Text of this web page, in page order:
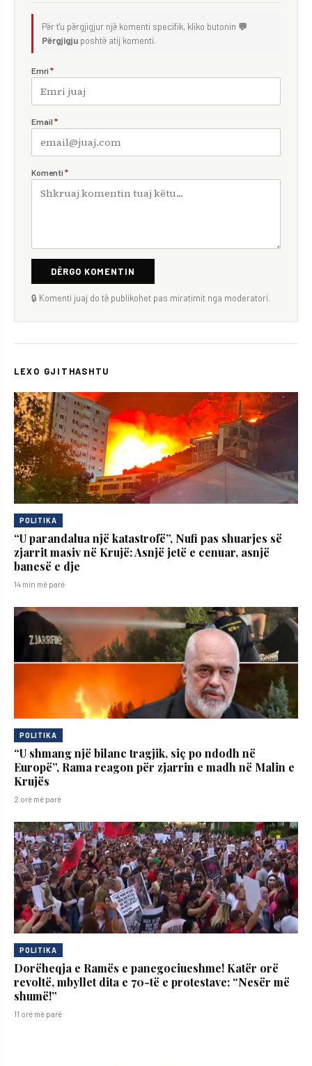
Për t'u përgjigjur një komenti specifik, kliko butonin 💬
Përgjigju poshtë atij komenti.
Emri *
Email *
Komenti *
DËRGO KOMENTIN
🔒 Komenti juaj do të publikohet pas miratimit nga moderatori.
LEXO GJITHASHTU
POLITIKA
“U parandalua një katastrofë”, Nufi pas shuarjes së
zjarrit masiv në Krujë: Asnjë jetë e cenuar, asnjë
banesë e dje
14 min më parë
POLITIKA
“U shmang një bilanc tragjik, siç po ndodh në
Europë”, Rama reagon për zjarrin e madh në Malin e
Krujës
2 orë më parë
POLITIKA
Dorëheqja e Ramës e panegociueshme! Katër orë
revoltë, mbyllet dita e 70-të e protestave: “Nesër më
shumë!”
11 orë më parë